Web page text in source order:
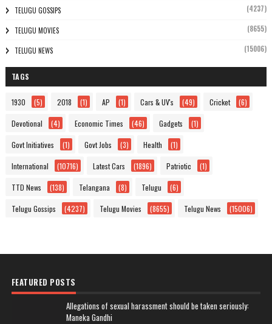
TELUGU GOSSIPS (4237)
TELUGU MOVIES (8655)
TELUGU NEWS (15006)
TAGS
1930 (5) 2018 (1) AP (1) Cars & UV's (49) Cricket (6)
Devotional (4) Economic Times (46) Gadgets (1)
Govt Initiatives (1) Govt Jobs (3) Health (1)
International (10716) Latest Cars (1896) Patriotic (1)
TTD News (138) Telangana (8) Telugu (6)
Telugu Gossips (4237) Telugu Movies (8655) Telugu News (15006)
FEATURED POSTS
Allegations of sexual harassment should be taken seriously:
Maneka Gandhi